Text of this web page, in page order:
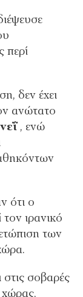
περί
δεν έχει
ανώτατο
, ενώ
ότι ο
ιρανικό
των
σοβαρές
χώρας,